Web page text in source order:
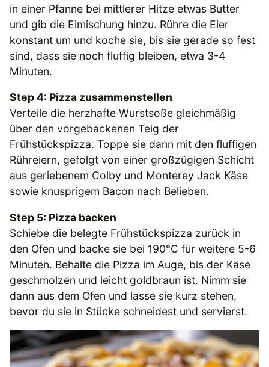
in einer Pfanne bei mittlerer Hitze etwas Butter
und gib die Eimischung hinzu. Rühre die Eier
konstant um und koche sie, bis sie gerade so fest
sind, dass sie noch fluffig bleiben, etwa 3-4
Minuten.
Step 4: Pizza zusammenstellen
Verteile die herzhafte Wurstsoße gleichmäßig
über den vorgebackenen Teig der
Frühstückspizza. Toppe sie dann mit den fluffigen
Rühreiern, gefolgt von einer großzügigen Schicht
aus geriebenem Colby und Monterey Jack Käse
sowie knusprigem Bacon nach Belieben.
Step 5: Pizza backen
Schiebe die belegte Frühstückspizza zurück in
den Ofen und backe sie bei 190°C für weitere 5-6
Minuten. Behalte die Pizza im Auge, bis der Käse
geschmolzen und leicht goldbraun ist. Nimm sie
dann aus dem Ofen und lasse sie kurz stehen,
bevor du sie in Stücke schneidest und servierst.